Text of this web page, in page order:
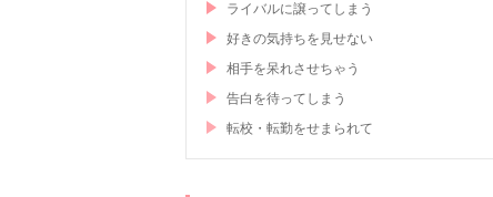
ライバルに譲ってしまう
好きの気持ちを見せない
相手を呆れさせちゃう
告白を待ってしまう
転校・転勤をせまられて